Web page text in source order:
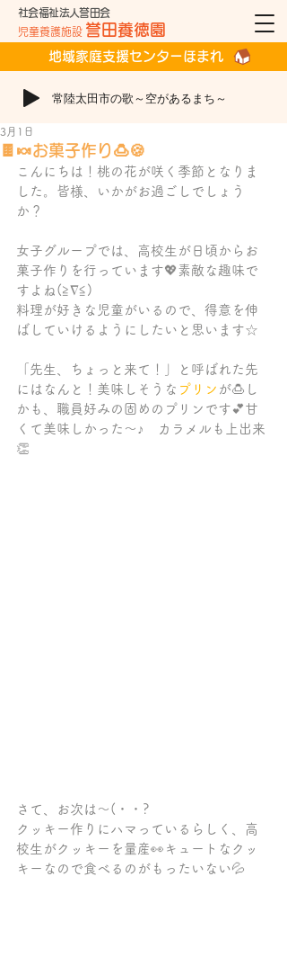
地域家庭支援センターほまれ
社会福祉法人誉田会
児童養護施設 誉田養徳園
常陸太田市の歌～空があるまち～
🍫🍬お菓子作り🍮🍪
3月1日
こんにちは！桃の花が咲く季節となりま
した。皆様、いかがお過ごしでしょう
か？
女子グループでは、高校生が日頃からお
菓子作りを行っています💖素敵な趣味で
すよね(≧∇≦)
料理が好きな児童がいるので、得意を伸
ばしていけるようにしたいと思います☆
「先生、ちょっと来て！」と呼ばれた先
にはなんと！美味しそうな プリン が🍮し
かも、職員好みの固めのプリンです💕甘
くて美味しかった～♪　カラメルも上出来
👏
さて、お次は～(・・?
クッキー作りにハマっているらしく、高
校生がクッキーを量産👀キュートなクッ
キーなので食べるのがもったいない💦